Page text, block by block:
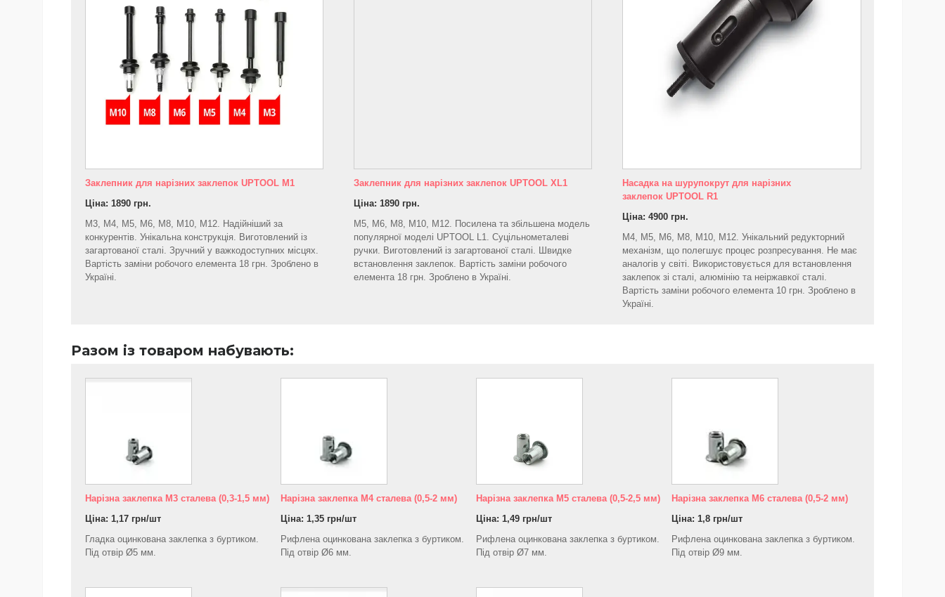
Заклепник для нарізних заклепок UPTOOL M1
Ціна: 1890 грн.
M3, M4, M5, M6, M8, M10, M12. Надійніший за
конкурентів. Унікальна конструкція. Виготовлений із
загартованої сталі. Зручний у важкодоступних місцях.
Вартість заміни робочого елемента 18 грн. Зроблено в
Україні.
Заклепник для нарізних заклепок UPTOOL XL1
Ціна: 1890 грн.
M5, M6, M8, M10, M12. Посилена та збільшена модель
популярної моделі UPTOOL L1. Суцільнометалеві
ручки. Виготовлений із загартованої сталі. Швидке
встановлення заклепок. Вартість заміни робочого
елемента 18 грн. Зроблено в Україні.
Насадка на шурупокрут для нарізних
заклепок UPTOOL R1
Ціна: 4900 грн.
M4, M5, M6, M8, M10, М12. Унікальний редукторний
механізм, що полегшує процес розпресування. Не має
аналогів у світі. Використовується для встановлення
заклепок зі сталі, алюмінію та неіржавкої сталі.
Вартість заміни робочого елемента 10 грн. Зроблено в
Україні.
Разом із товаром набувають:
Нарізна заклепка М3 сталева (0,3-1,5 мм)
Ціна: 1,17 грн/шт
Гладка оцинкована заклепка з буртиком.
Під отвір Ø5 мм.
Нарізна заклепка М4 сталева (0,5-2 мм)
Ціна: 1,35 грн/шт
Рифлена оцинкована заклепка з буртиком.
Під отвір Ø6 мм.
Нарізна заклепка М5 сталева (0,5-2,5 мм)
Ціна: 1,49 грн/шт
Рифлена оцинкована заклепка з буртиком.
Під отвір Ø7 мм.
Нарізна заклепка М6 сталева (0,5-2 мм)
Ціна: 1,8 грн/шт
Рифлена оцинкована заклепка з буртиком.
Під отвір Ø9 мм.